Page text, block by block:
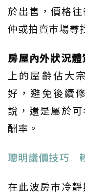
於出售，價格
仲或拍賣市場尋
房屋內外狀況體
上的屋齡佔大
好，避免後續
說，還是屬於
酬率。
聰明議價技巧
在此波房市冷